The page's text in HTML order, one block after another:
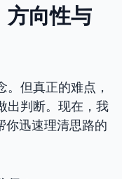
方向性与
但真正的难点，
出判断。现在，我
你迅速理清思路的